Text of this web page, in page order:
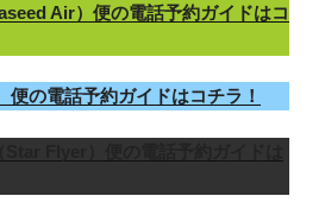
Air）便の電話予約ガイドはコ
の電話予約ガイドはコチラ！